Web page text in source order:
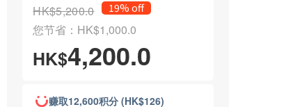
HK$5,200.0 19% off
您节省：HK$1,000.0
HK$4,200.0
赚取12,600积分 (HK$126)